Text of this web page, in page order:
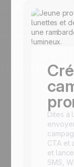
Dites à
CTA et
et
SMS,